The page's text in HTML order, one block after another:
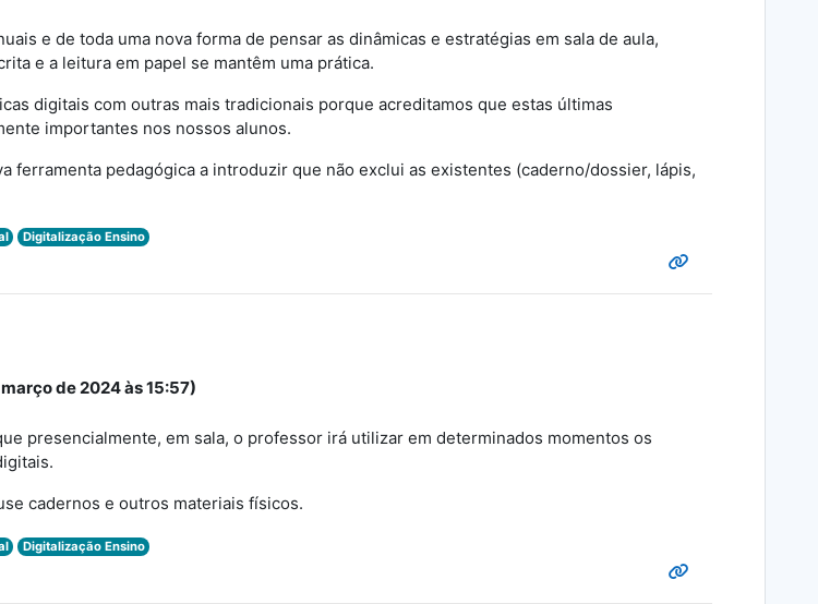
e de toda uma nova forma de pensar as dinâmicas e estratégias em sala de aula,
e a leitura em papel se mantêm uma prática.
digitais com outras mais tradicionais porque acreditamos que estas últimas
importantes nos nossos alunos.
ferramenta pedagógica a introduzir que não exclui as existentes (caderno/dossier, lápis,
Digitalização Ensino
de 2024 às 15:57)
presencialmente, em sala, o professor irá utilizar em determinados momentos os
cadernos e outros materiais físicos.
Digitalização Ensino